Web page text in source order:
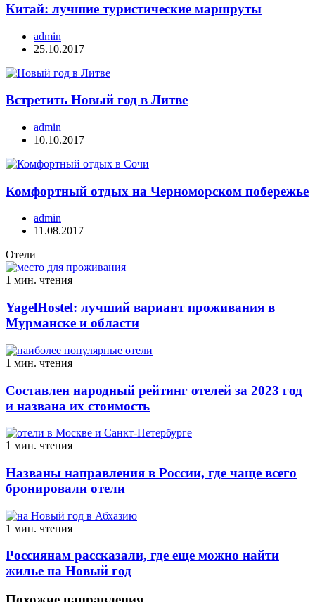
Китай: лучшие туристические маршруты
admin
25.10.2017
Встретить Новый год в Литве
admin
10.10.2017
Комфортный отдых на Черноморском побережье
admin
11.08.2017
Отели
1 мин. чтения
YagelHostel: лучший вариант проживания в
Мурманске и области
1 мин. чтения
Составлен народный рейтинг отелей за 2023 год
и названа их стоимость
1 мин. чтения
Названы направления в России, где чаще всего
бронировали отели
1 мин. чтения
Россиянам рассказали, где еще можно найти
жилье на Новый год